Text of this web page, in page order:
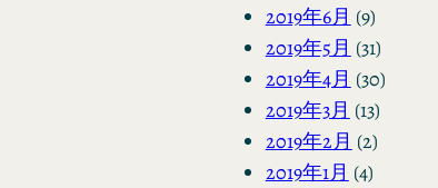
2019年6月 (9)
2019年5月 (31)
2019年4月 (30)
2019年3月 (13)
2019年2月 (2)
2019年1月 (4)